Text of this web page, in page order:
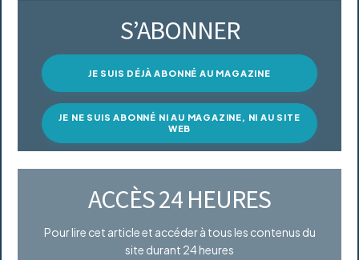
S’ABONNER
JE SUIS DÉJÀ ABONNÉ AU MAGAZINE
JE NE SUIS ABONNÉ NI AU MAGAZINE, NI AU SITE
WEB
ACCÈS 24 HEURES
Pour lire cet article et accéder à tous les contenus du
site durant 24 heures